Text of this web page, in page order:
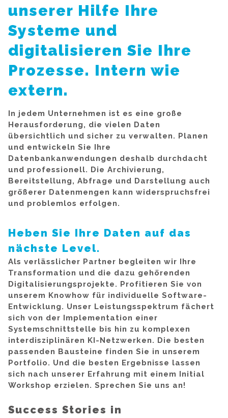
unserer Hilfe Ihre
Systeme und
digitalisieren Sie Ihre
Prozesse. Intern wie
extern.
In jedem Unternehmen ist es eine große
Herausforderung, die vielen Daten
übersichtlich und sicher zu verwalten. Planen
und entwickeln Sie Ihre
Datenbankanwendungen deshalb durchdacht
und professionell. Die Archivierung,
Bereitstellung, Abfrage und Darstellung auch
größerer Datenmengen kann widerspruchsfrei
und problemlos erfolgen.
Heben Sie Ihre Daten auf das
nächste Level.
Als verlässlicher Partner begleiten wir Ihre
Transformation und die dazu gehörenden
Digitalisierungsprojekte. Profitieren Sie von
unserem Knowhow für individuelle Software-
Entwicklung. Unser Leistungsspektrum fächert
sich von der Implementation einer
Systemschnittstelle bis hin zu komplexen
interdisziplinären KI-Netzwerken. Die besten
passenden Bausteine finden Sie in unserem
Portfolio. Und die besten Ergebnisse lassen
sich nach unserer Erfahrung mit einem Initial
Workshop erzielen. Sprechen Sie uns an!
Success Stories in